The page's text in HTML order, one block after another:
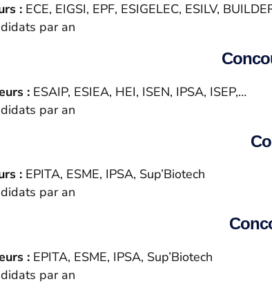
: ECE, EIGSI, EPF, ESIGELEC, ESILV,
par an
:ESAIP, ESIEA, HEI, ISEN, IPSA, ISEP,…
par an
: EPITA, ESME, IPSA, Sup’Biotech
par an
: EPITA, ESME, IPSA, Sup’Biotech
par an